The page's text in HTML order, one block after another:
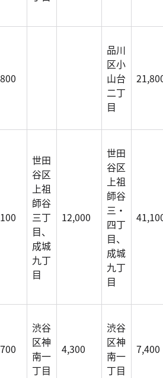
品川
区小
山台
二丁
目
世田
谷区
上祖
師谷
三丁
目、
成城
九丁
目
12,000
世田
谷区
上祖
師谷
三・
四丁
目、
成城
九丁
目
渋谷
区神
南一
丁目
4,300
渋谷
区神
南一
丁目
7,400